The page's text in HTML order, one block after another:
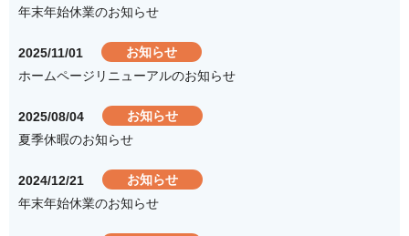
年末年始休業のお知らせ
2025/11/01
お知らせ
ホームページリニューアルのお知らせ
2025/08/04
お知らせ
夏季休暇のお知らせ
2024/12/21
お知らせ
年末年始休業のお知らせ